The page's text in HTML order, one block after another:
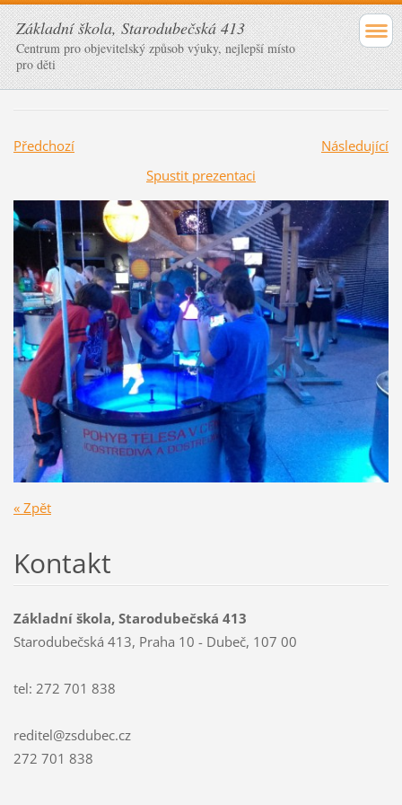
Základní škola, Starodubečská 413
Centrum pro objevitelský způsob výuky, nejlepší místo
pro děti
Předchozí
Následující
Spustit prezentaci
« Zpět
Kontakt
Základní škola, Starodubečská 413
Starodubečská 413, Praha 10 - Dubeč, 107 00
tel: 272 701 838
reditel@zsdubec.cz
272 701 838